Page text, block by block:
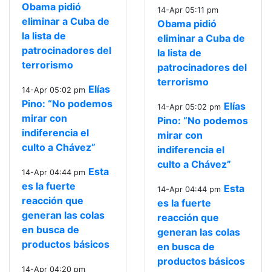
Obama pidió
eliminar a Cuba de
la lista de
patrocinadores del
terrorismo
14-Apr 05:02 pm Elías
Pino: “No podemos
mirar con
indiferencia el
culto a Chávez”
14-Apr 04:44 pm Esta
es la fuerte
reacción que
generan las colas
en busca de
productos básicos
14-Apr 04:20 pm
14-Apr 05:11 pm
Obama pidió
eliminar a Cuba de
la lista de
patrocinadores del
terrorismo
14-Apr 05:02 pm Elías
Pino: “No podemos
mirar con
indiferencia el
culto a Chávez”
14-Apr 04:44 pm Esta
es la fuerte
reacción que
generan las colas
en busca de
productos básicos